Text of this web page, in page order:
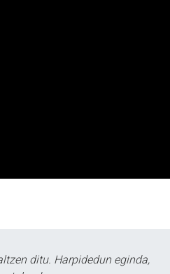
ditu. Harpidedun eginda,